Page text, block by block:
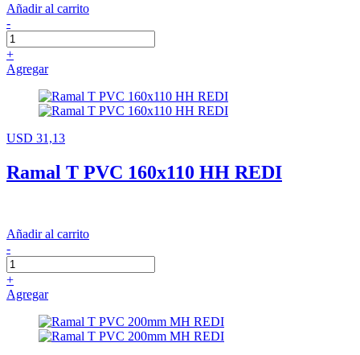
Añadir al carrito
-
+
Agregar
USD 31,13
Ramal T PVC 160x110 HH REDI
Añadir al carrito
-
+
Agregar